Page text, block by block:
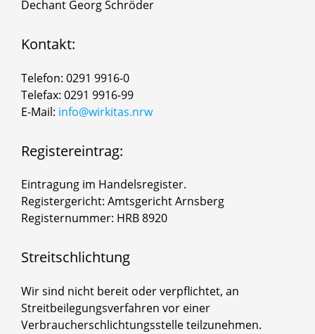
Dechant Georg Schröder
Kontakt:
Telefon: 0291 9916-0
Telefax: 0291 9916-99
E-Mail: info@wirkitas.nrw
Registereintrag:
Eintragung im Handelsregister.
Registergericht: Amtsgericht Arnsberg
Registernummer: HRB 8920
Streitschlichtung
Wir sind nicht bereit oder verpflichtet, an
Streitbeilegungsverfahren vor einer
Verbraucherschlichtungsstelle teilzunehmen.